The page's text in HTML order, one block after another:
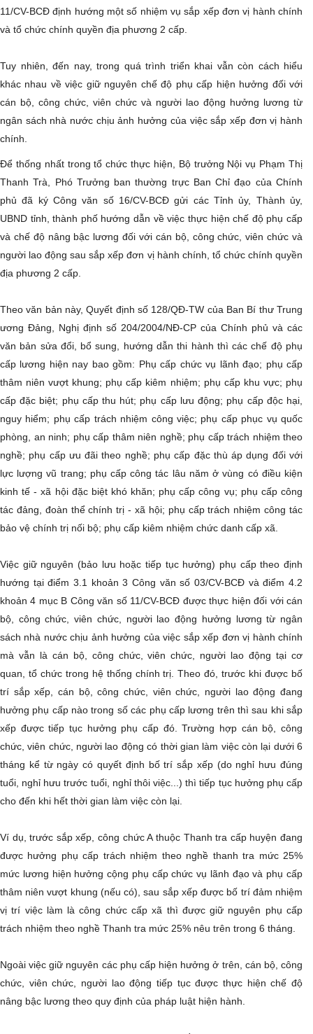
11/CV-BCĐ định hướng một số nhiệm vụ sắp xếp đơn vị hành chính
và tổ chức chính quyền địa phương 2 cấp.
Tuy nhiên, đến nay, trong quá trình triển khai vẫn còn cách hiểu
khác nhau về việc giữ nguyên chế độ phụ cấp hiện hưởng đối với
cán bộ, công chức, viên chức và người lao động hưởng lương từ
ngân sách nhà nước chịu ảnh hưởng của việc sắp xếp đơn vị hành
chính.
Để thống nhất trong tổ chức thực hiện, Bộ trưởng Nội vụ Phạm Thị
Thanh Trà, Phó Trưởng ban thường trực Ban Chỉ đạo của Chính
phủ đã ký Công văn số 16/CV-BCĐ gửi các Tỉnh ủy, Thành ủy,
UBND tỉnh, thành phố hướng dẫn về việc thực hiện chế độ phụ cấp
và chế độ nâng bậc lương đối với cán bộ, công chức, viên chức và
người lao động sau sắp xếp đơn vị hành chính, tổ chức chính quyền
địa phương 2 cấp.
Theo văn bản này, Quyết định số 128/QĐ-TW của Ban Bí thư Trung
ương Đảng, Nghị định số 204/2004/NĐ-CP của Chính phủ và các
văn bản sửa đổi, bổ sung, hướng dẫn thi hành thì các chế độ phụ
cấp lương hiện nay bao gồm: Phụ cấp chức vụ lãnh đạo; phụ cấp
thâm niên vượt khung; phụ cấp kiêm nhiệm; phụ cấp khu vực; phụ
cấp đặc biệt; phụ cấp thu hút; phụ cấp lưu động; phụ cấp độc hại,
nguy hiểm; phụ cấp trách nhiệm công việc; phụ cấp phục vụ quốc
phòng, an ninh; phụ cấp thâm niên nghề; phụ cấp trách nhiệm theo
nghề; phụ cấp ưu đãi theo nghề; phụ cấp đặc thù áp dụng đối với
lực lượng vũ trang; phụ cấp công tác lâu năm ở vùng có điều kiện
kinh tế - xã hội đặc biệt khó khăn; phụ cấp công vụ; phụ cấp công
tác đảng, đoàn thể chính trị - xã hội; phụ cấp trách nhiệm công tác
bảo vệ chính trị nối bộ; phụ cấp kiêm nhiệm chức danh cấp xã.
Việc giữ nguyên (bảo lưu hoặc tiếp tục hưởng) phụ cấp theo định
hướng tại điểm 3.1 khoản 3 Công văn số 03/CV-BCĐ và điểm 4.2
khoản 4 mục B Công văn số 11/CV-BCĐ được thực hiện đối với cán
bộ, công chức, viên chức, người lao động hưởng lương từ ngân
sách nhà nước chịu ảnh hưởng của việc sắp xếp đơn vị hành chính
mà vẫn là cán bộ, công chức, viên chức, người lao động tại cơ
quan, tổ chức trong hệ thống chính trị. Theo đó, trước khi được bố
trí sắp xếp, cán bộ, công chức, viên chức, người lao động đang
hưởng phụ cấp nào trong số các phụ cấp lương trên thì sau khi sắp
xếp được tiếp tục hưởng phụ cấp đó. Trường hợp cán bộ, công
chức, viên chức, người lao động có thời gian làm việc còn lại dưới 6
tháng kể từ ngày có quyết định bố trí sắp xếp (do nghỉ hưu đúng
tuổi, nghỉ hưu trước tuổi, nghỉ thôi việc...) thì tiếp tục hưởng phụ cấp
cho đến khi hết thời gian làm việc còn lại.
Ví dụ, trước sắp xếp, công chức A thuộc Thanh tra cấp huyện đang
được hưởng phụ cấp trách nhiệm theo nghề thanh tra mức 25%
mức lương hiện hưởng cộng phụ cấp chức vụ lãnh đạo và phụ cấp
thâm niên vượt khung (nếu có), sau sắp xếp được bố trí đảm nhiệm
vị trí việc làm là công chức cấp xã thì được giữ nguyên phụ cấp
trách nhiệm theo nghề Thanh tra mức 25% nêu trên trong 6 tháng.
Ngoài việc giữ nguyên các phụ cấp hiện hưởng ở trên, cán bộ, công
chức, viên chức, người lao động tiếp tục được thực hiện chế độ
nâng bậc lương theo quy định của pháp luật hiện hành.